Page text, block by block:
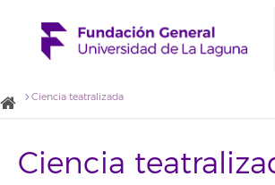
Ciencia teatralizada
Ciencia